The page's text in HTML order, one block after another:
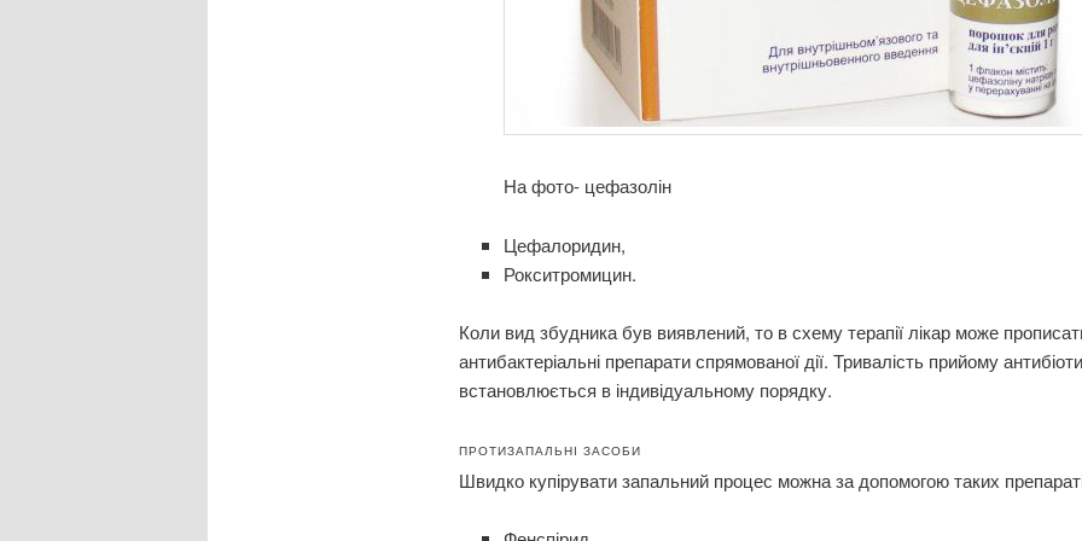
На фото- цефазолін
Цефалоридин,
Рокситромицин.
Коли вид збудника був виявлений, то в схему терапії лікар може
антибактеріальні препарати спрямованої дії. Тривалість прийому
встановлюється в індивідуальному порядку.
ПРОТИЗАПАЛЬНІ ЗАСОБИ
Швидко купірувати запальний процес можна за допомогою таких